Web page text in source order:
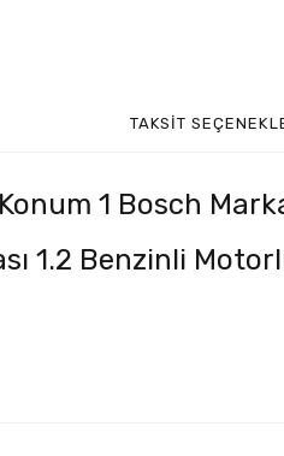
TAKSIT
1 Bosch
1.2 Benzinli